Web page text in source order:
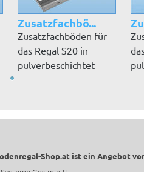
Zusatzfachbö...
Zusatzfachböden für
das Regal S20 in
pulverbeschichtet
Shop.at ist ein Angebot